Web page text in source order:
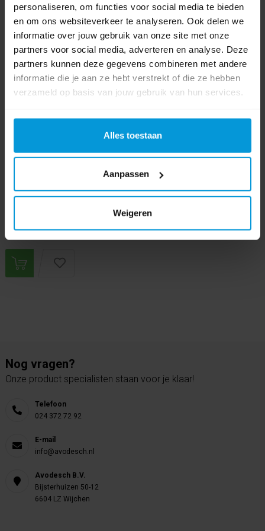
personaliseren, om functies voor social media te bieden
en om ons websiteverkeer te analyseren. Ook delen we
informatie over jouw gebruik van onze site met onze
partners voor social media, adverteren en analyse. Deze
partners kunnen deze gegevens combineren met andere
informatie die je aan ze hebt verstrekt of die ze hebben
verzameld op basis van jouw gebruik van hun services.
Alles toestaan
Aanpassen
Weigeren
Depa Beker Karton 250 ml Bruin 1000 stuks
Bekerinhoud: 250 ml
Vanaf €36,20
Nog vragen?
Onze product specialisten staan voor je klaar!
Telefoon
024 372 72 92
E-mail
info@avodesch.nl
Avodesch B.V.
Bijsterhuizen 50-12
6604 LZ Wijchen